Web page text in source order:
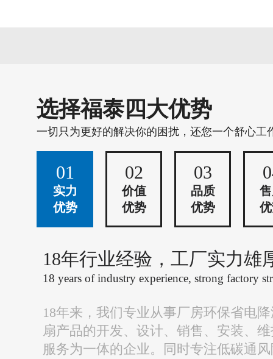
选择福泰四大优势
一切只为更好的解决你的困扰，还您一个舒心工
01
实力
优势
02
价值
优势
03
品质
优势
18年行业经验，工厂实力雄
18 years of industry experience, strong factory
18年来，我们专业从事厂房环保省电
扇产品的开发、设计、销售、安装、
服务为一体的企业。同时专注低碳通